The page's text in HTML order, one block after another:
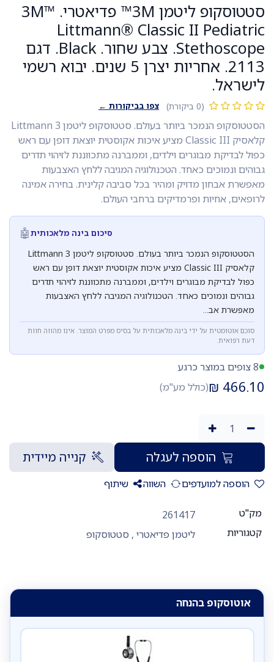
סטטוסקופ ליטמן 3M™ פדיאטרי. 3M™
Littmann® Classic II Pediatric
Stethoscope. צבע שחור. Black. דגם
2113. אחריות יצרן 5 שנים. יבוא רשמי
לישראל.
(0 ביקורת) צפו בביקורות ←
הסטטוסקופ הנמכר ביותר בעולם. סטטוסקופ ליטמן Littmann 3
קלאסיק Classic III מציע איכות אקוסטית יוצאת דופן עם ראש
כפול לבדיקת מבוגרים וילדים, וממברנה מתכווננת לזיהוי תדרים
גבוהים ונמוכים כאחד. הטכנולוגיה המגיבה ללחץ האצבעות
מאפשרת אבחון מדויק ומהיר בכל סביבה קלינית. בחירה אמינה
לרופאים, אחיות ופרמדיקים ברחבי העולם.
סיכום בינה מלאכותית🤖
הסטטוסקופ הנמכר ביותר בעולם. סטטוסקופ ליטמן Littmann 3
קלאסיק Classic III מציע איכות אקוסטית יוצאת דופן עם ראש
כפול לבדיקת מבוגרים וילדים, וממברנה מתכווננת לזיהוי תדרים
גבוהים ונמוכים כאחד. הטכנולוגיה המגיבה ללחץ האצבעות
מאפשרת אב...
סוכם אוטומטית על ידי בינה מלאכותית על בסיס מפרט המוצר. אינו מהווה חוות
דעת רפואית.
8 צופים במוצר כרגע
466.10
₪(כולל מע"מ)
הוספה לעגלה קנייה מיידית
הוספה למועדפים השווה שיתוף
מק"ט
261417
קטגוריות
ליטמן פדיאטרי, סטטוסקופ
אוטוסקופ בהנחה